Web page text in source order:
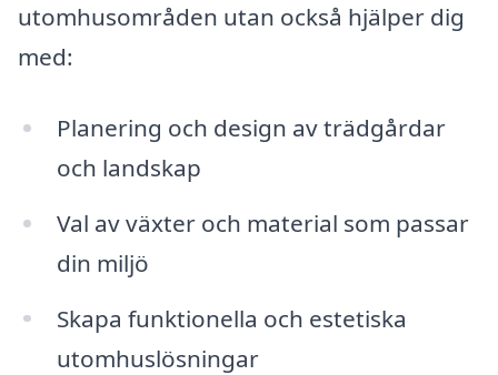
utomhusområden utan också hjälper dig
med:
Planering och design av trädgårdar
och landskap
Val av växter och material som passar
din miljö
Skapa funktionella och estetiska
utomhuslösningar